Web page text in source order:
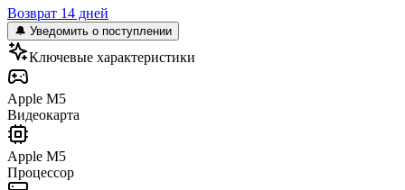
Возврат 14 дней
🔔 Уведомить о поступлении
Ключевые характеристики
Apple M5
Видеокарта
Apple M5
Процессор